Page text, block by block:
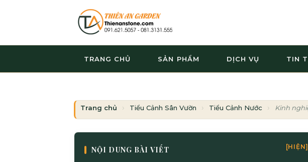
dung
TRANG CHỦ SẢN PHẨM DỊCH VỤ TIN
Trang chủ Tiểu Cảnh Sân Vườn Tiểu Cảnh Nước Kinh
NỘI DUNG BÀI VIẾT [HIỆN]